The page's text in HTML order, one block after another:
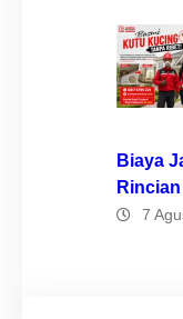
Biaya
7